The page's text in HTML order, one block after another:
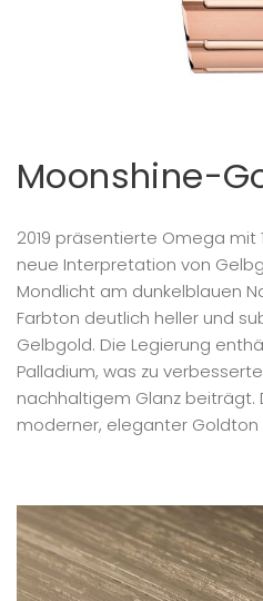
Moonshine-
2019 präsentierte Omega mit
neue Interpretation von
Mondlicht am dunkelblauen
Farbton deutlich heller und
Gelbgold. Die Legierung
Palladium, was zu
nachhaltigem Glanz beiträgt.
moderner, eleganter Goldton